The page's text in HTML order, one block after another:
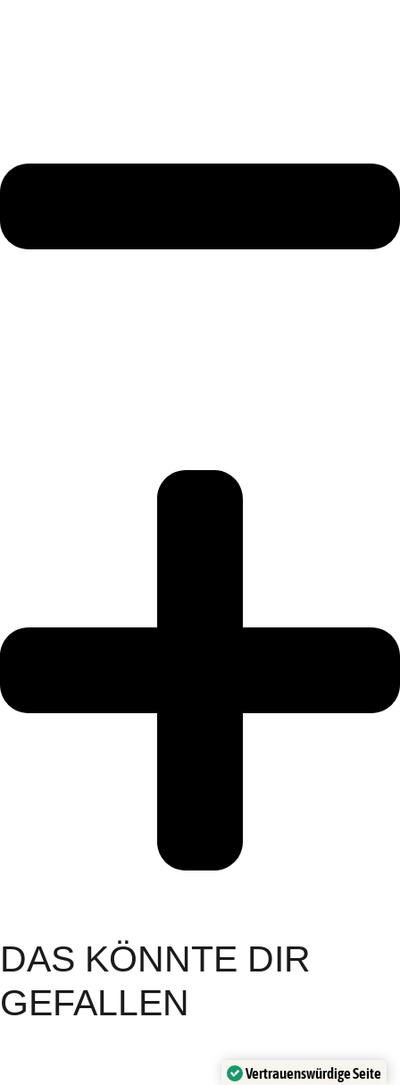
DAS KÖNNTE DIR
GEFALLEN
Vertrauenswürdige Seite